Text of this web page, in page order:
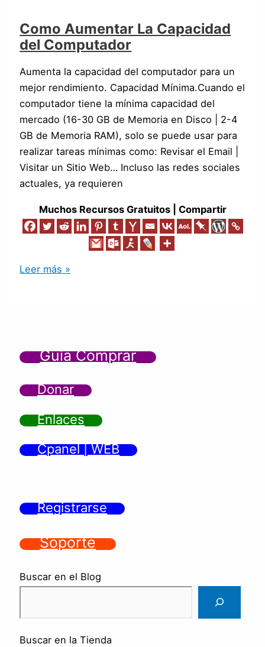
Como Aumentar La Capacidad
del Computador
Aumenta la capacidad del computador para un
mejor rendimiento. Capacidad Mínima.Cuando el
computador tiene la mínima capacidad del
mercado (16-30 GB de Memoria en Disco | 2-4
GB de Memoria RAM), solo se puede usar para
realizar tareas mínimas como: Revisar el Email |
Visitar un Sitio Web… Incluso las redes sociales
actuales, ya requieren
Muchos Recursos Gratuitos | Compartir
Leer más »
Guía Comprar
Donar
Enlaces
Cpanel | WEB
Registrarse
Soporte
Buscar en el Blog
Buscar en la Tienda